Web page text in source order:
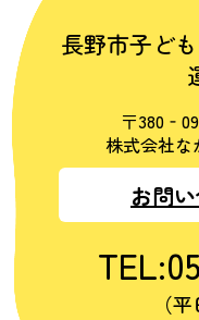
長野市子ど
〒
株式会社な
お問
（